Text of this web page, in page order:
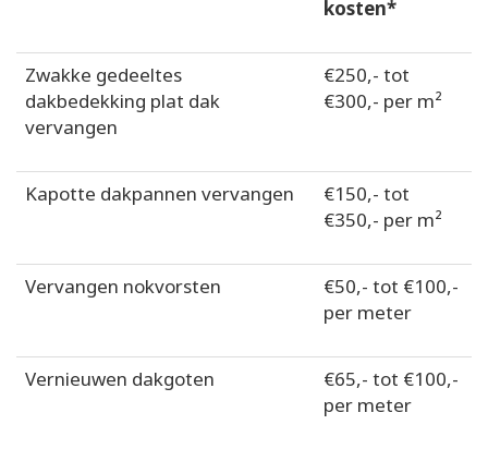
kosten*
Zwakke gedeeltes
dakbedekking plat dak
vervangen
€250,- tot
€300,- per m²
Kapotte dakpannen vervangen
€150,- tot
€350,- per m²
Vervangen nokvorsten
€50,- tot €100,-
per meter
Vernieuwen dakgoten
€65,- tot €100,-
per meter